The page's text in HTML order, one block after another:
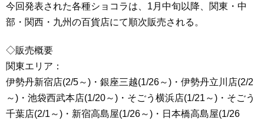
今回発表された各種ショコラは、1月中旬以降、関東・中
部・関西・九州の百貨店にて順次販売される。
◇販売概要
関東エリア：
伊勢丹新宿店(2/5～)・銀座三越(1/26～)・伊勢丹立川店(2/2
～)・池袋西武本店(1/20～)・そごう横浜店(1/21～)・そごう
千葉店(2/1～)・新宿高島屋(1/26～)・日本橋高島屋(1/26